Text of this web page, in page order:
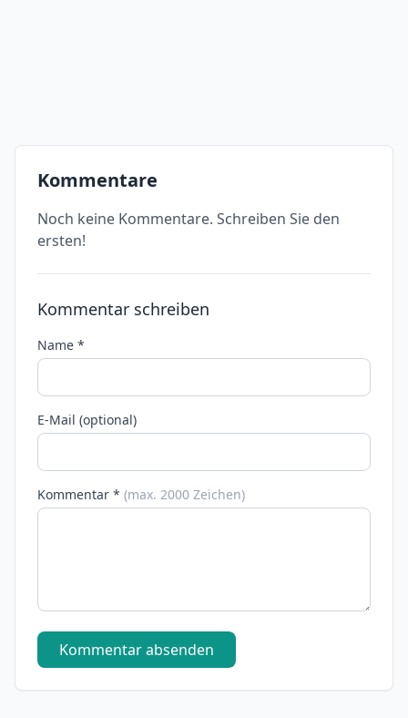
Kommentare
Noch keine Kommentare. Schreiben Sie den
ersten!
Kommentar schreiben
Name *
E-Mail (optional)
Kommentar * (max. 2000 Zeichen)
Kommentar absenden